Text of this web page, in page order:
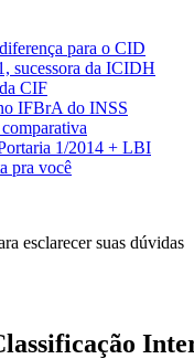
para o CID
sucessora da ICIDH
CIF
IFBrA do INSS
1/2014 + LBI
pra você
esclarecer suas dúvidas